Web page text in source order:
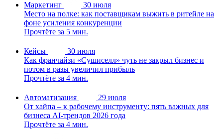
Маркетинг
30 июля
Место на полке: как поставщикам выжить в ритейле на
фоне усиления конкуренции
Прочтёте за 5 мин.
Кейсы
30 июля
Как франчайзи «Сушиселл» чуть не закрыл бизнес и
потом в разы увеличил прибыль
Прочтёте за 4 мин.
Автоматизация
29 июля
От хайпа – к рабочему инструменту: пять важных для
бизнеса AI-трендов 2026 года
Прочтёте за 4 мин.